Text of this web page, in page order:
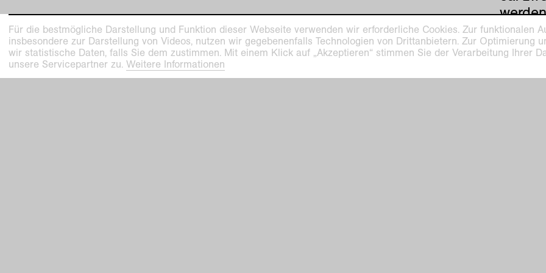
Euro
Lange,
Für die bestmögliche Darstellung und Funktion dieser Webseite verwenden wir erforderliche Cookies. Zur funktionalen
insbesondere zur Darstellung von Videos, nutzen wir gegebenenfalls Technologien von Drittanbietern. Zur Optimierung
wir statistische Daten, falls Sie dem zustimmen. Mit einem Klick auf „Akzeptieren“ stimmen Sie der Verarbeitung Ihrer
unsere Servicepartner zu. Weitere Informationen